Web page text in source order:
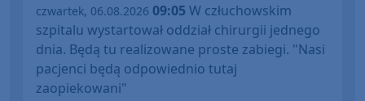
czwartek, 06.08.2026 09:05 W człuchowskim
szpitalu wystartował oddział chirurgii jednego
dnia. Będą tu realizowane proste zabiegi. "Nasi
pacjenci będą odpowiednio tutaj
zaopiekowani"